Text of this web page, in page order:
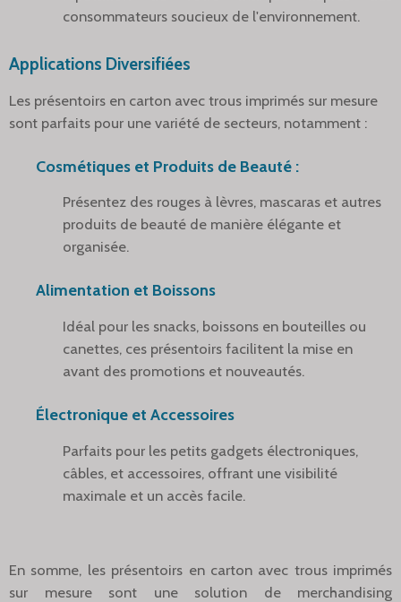
consommateurs soucieux de l'environnement.
Applications Diversifiées
Les présentoirs en carton avec trous imprimés sur mesure
sont parfaits pour une variété de secteurs, notamment :
Cosmétiques et Produits de Beauté :
Présentez des rouges à lèvres, mascaras et autres
produits de beauté de manière élégante et
organisée.
Alimentation et Boissons
Idéal pour les snacks, boissons en bouteilles ou
canettes, ces présentoirs facilitent la mise en
avant des promotions et nouveautés.
Électronique et Accessoires
Parfaits pour les petits gadgets électroniques,
câbles, et accessoires, offrant une visibilité
maximale et un accès facile.
En somme, les présentoirs en carton avec trous imprimés
sur mesure sont une solution de merchandising